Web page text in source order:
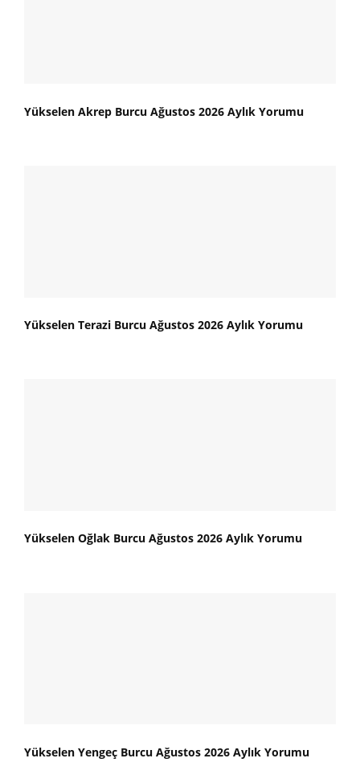
Yükselen Akrep Burcu Ağustos 2026 Aylık Yorumu
Yükselen Terazi Burcu Ağustos 2026 Aylık Yorumu
Yükselen Oğlak Burcu Ağustos 2026 Aylık Yorumu
Yükselen Yengeç Burcu Ağustos 2026 Aylık Yorumu